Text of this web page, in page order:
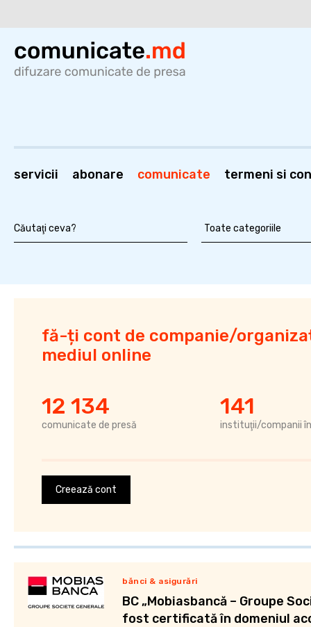
servicii abonare comunicate termeni si
fă-ți cont de companie/
mediul online
12 134
comunicate de presă
141
instituţii/companii
Creează cont
bănci & asigurări
BC „Mobiasbancă – Groupe
fost certificată în domeniul